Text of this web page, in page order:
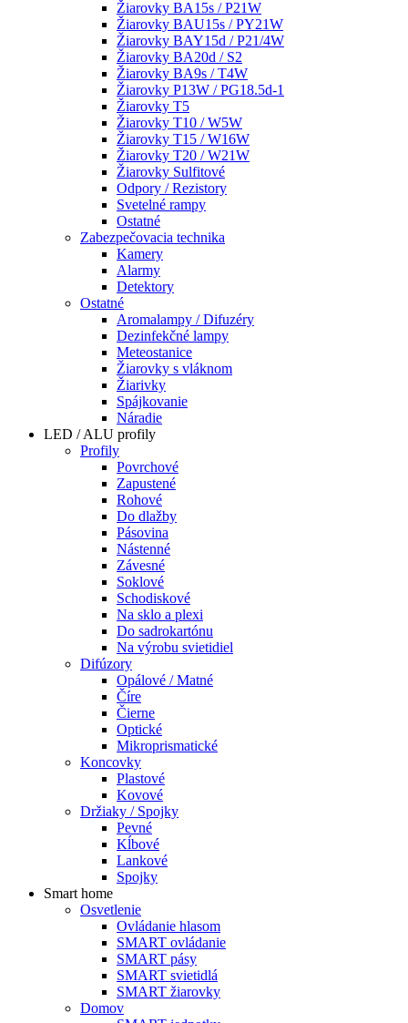
Žiarovky BA15s / P21W
Žiarovky BAU15s / PY21W
Žiarovky BAY15d / P21/4W
Žiarovky BA20d / S2
Žiarovky BA9s / T4W
Žiarovky P13W / PG18.5d-1
Žiarovky T5
Žiarovky T10 / W5W
Žiarovky T15 / W16W
Žiarovky T20 / W21W
Žiarovky Sulfitové
Odpory / Rezistory
Svetelné rampy
Ostatné
Zabezpečovacia technika
Kamery
Alarmy
Detektory
Ostatné
Aromalampy / Difuzéry
Dezinfekčné lampy
Meteostanice
Žiarovky s vláknom
Žiarivky
Spájkovanie
Náradie
LED / ALU profily
Profily
Povrchové
Zapustené
Rohové
Do dlažby
Pásovina
Nástenné
Závesné
Soklové
Schodiskové
Na sklo a plexi
Do sadrokartónu
Na výrobu svietidiel
Difúzory
Opálové / Matné
Číre
Čierne
Optické
Mikroprismatické
Koncovky
Plastové
Kovové
Držiaky / Spojky
Pevné
Kĺbové
Lankové
Spojky
Smart home
Osvetlenie
Ovládanie hlasom
SMART ovládanie
SMART pásy
SMART svietidlá
SMART žiarovky
Domov